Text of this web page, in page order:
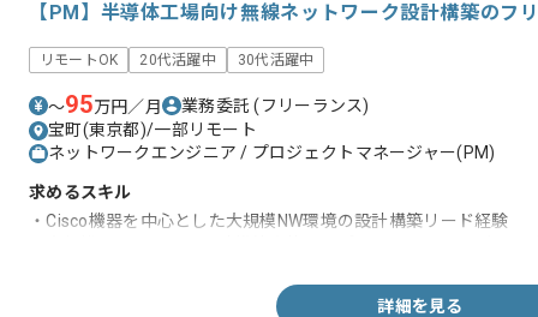
【PM】半導体工場向け無線ネットワーク設計構築のフ
リモートOK 20代活躍中 30代活躍中
〜95万円／月 業務委託(フリーランス)
宝町(東京都)/一部リモート
ネットワークエンジニア / プロジェクトマネージャー(PM)
求めるスキル
・Cisco機器を中心とした大規模NW環境の設計構築リード経験
詳細を見る